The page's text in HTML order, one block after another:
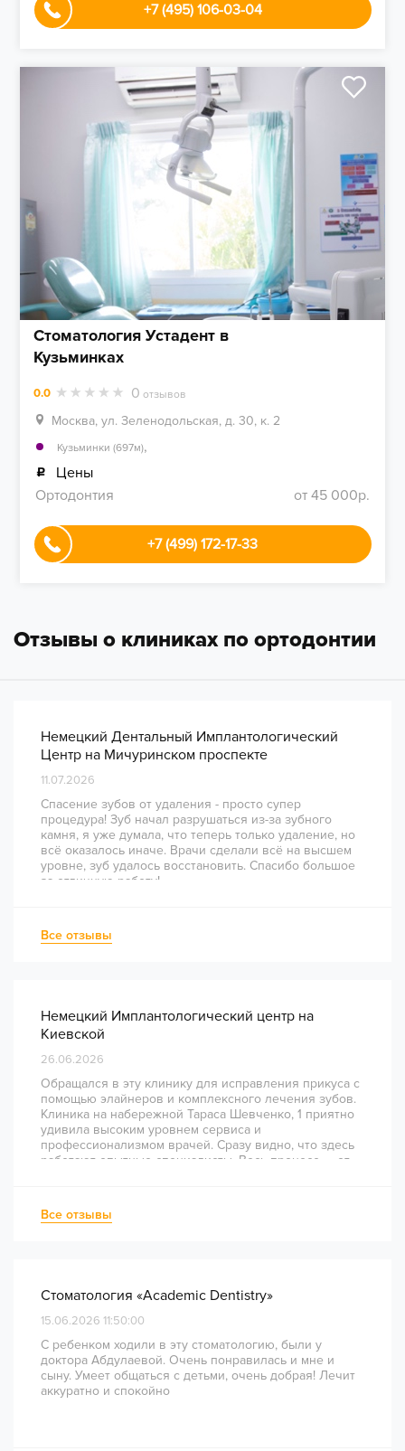
+7 (495) 106-03-04
Стоматология Устадент в
Кузьминках
0.0 0 отзывов
Москва, ул. Зеленодольская, д. 30, к. 2
Кузьминки (697м),
Цены
Ортодонтия
от 45 000р.
+7 (499) 172-17-33
Отзывы о клиниках по ортодонтии
Немецкий Дентальный Имплантологический
Центр на Мичуринском проспекте
11.07.2026
Спасение зубов от удаления - просто супер
процедура! Зуб начал разрушаться из-за зубного
камня, я уже думала, что теперь только удаление, но
всё оказалось иначе. Врачи сделали всё на высшем
уровне, зуб удалось восстановить. Спасибо большое
за отличную работу!
Все отзывы
Немецкий Имплантологический центр на
Киевской
26.06.2026
Обращался в эту клинику для исправления прикуса с
помощью элайнеров и комплексного лечения зубов.
Клиника на набережной Тараса Шевченко, 1 приятно
удивила высоким уровнем сервиса и
профессионализмом врачей. Сразу видно, что здесь
работают опытные специалисты. Весь процесс — от
непростое перелечивание каналов прошло
комфортно и безболезненно. Рекомендую всем, кто
Все отзывы
Стоматология «Academic Dentistry»
15.06.2026 11:50:00
С ребенком ходили в эту стоматологию, были у
доктора Абдулаевой. Очень понравилась и мне и
сыну. Умеет общаться с детьми, очень добрая! Лечит
аккуратно и спокойно